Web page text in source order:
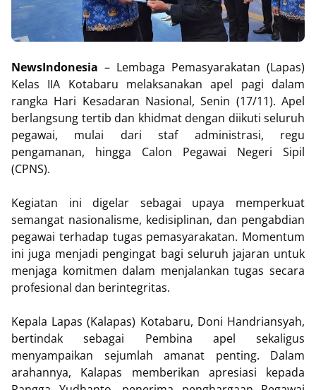
NewsIndonesia – Lembaga Pemasyarakatan (Lapas)
Kelas IIA Kotabaru melaksanakan apel pagi dalam
rangka Hari Kesadaran Nasional, Senin (17/11). Apel
berlangsung tertib dan khidmat dengan diikuti seluruh
pegawai, mulai dari staf administrasi, regu
pengamanan, hingga Calon Pegawai Negeri Sipil
(CPNS).
Kegiatan ini digelar sebagai upaya memperkuat
semangat nasionalisme, kedisiplinan, dan pengabdian
pegawai terhadap tugas pemasyarakatan. Momentum
ini juga menjadi pengingat bagi seluruh jajaran untuk
menjaga komitmen dalam menjalankan tugas secara
profesional dan berintegritas.
Kepala Lapas (Kalapas) Kotabaru, Doni Handriansyah,
bertindak sebagai Pembina apel sekaligus
menyampaikan sejumlah amanat penting. Dalam
arahannya, Kalapas memberikan apresiasi kepada